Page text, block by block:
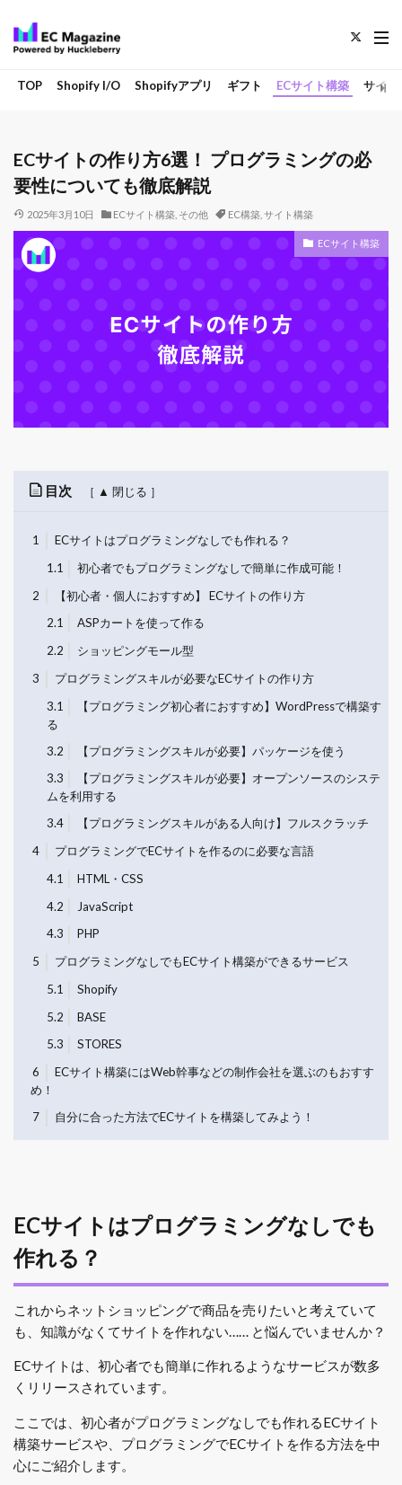
TOP Shopify I/O Shopifyアプリ ギフト ECサイト構築 サイト
ECサイトの作り方6選！ プログラミングの必
要性についても徹底解説
2025年3月10日 ECサイト構築 その他 EC構築, サイト構築
ECサイト構築
目次
1
ECサイトはプログラミングなしでも作れる？
1.1
初心者でもプログラミングなしで簡単に作成可能！
2
【初心者・個人におすすめ】 ECサイトの作り方
2.1
ASPカートを使って作る
2.2
ショッピングモール型
3
プログラミングスキルが必要なECサイトの作り方
3.1
【プログラミング初心者におすすめ】WordPressで構築す
る
3.2
【プログラミングスキルが必要】パッケージを使う
3.3
【プログラミングスキルが必要】オープンソースのシステ
ムを利用する
3.4
【プログラミングスキルがある人向け】フルスクラッチ
4
プログラミングでECサイトを作るのに必要な言語
4.1
HTML・CSS
4.2
JavaScript
4.3
PHP
5
プログラミングなしでもECサイト構築ができるサービス
5.1
Shopify
5.2
BASE
5.3
STORES
6
ECサイト構築にはWeb幹事などの制作会社を選ぶのもおすす
め！
7
自分に合った方法でECサイトを構築してみよう！
ECサイトはプログラミングなしでも
作れる？
これからネットショッピングで商品を売りたいと考えていて
も、知識がなくてサイトを作れない…… と悩んでいませんか？
ECサイトは、初心者でも簡単に作れるようなサービスが数多
くリリースされています。
ここでは、初心者がプログラミングなしでも作れるECサイト
構築サービスや、プログラミングでECサイトを作る方法を中
心にご紹介します。